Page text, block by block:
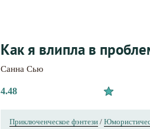
Как я влипла в
Санна Сью
4.48
Приключенческое фэнтези /